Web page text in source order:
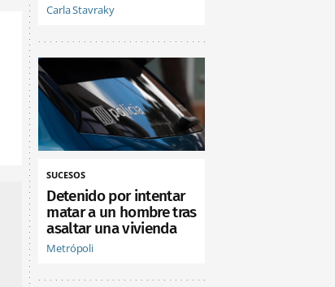
Carla Stavraky
SUCESOS
Detenido por intentar
matar a un hombre tras
asaltar una vivienda
Metrópoli